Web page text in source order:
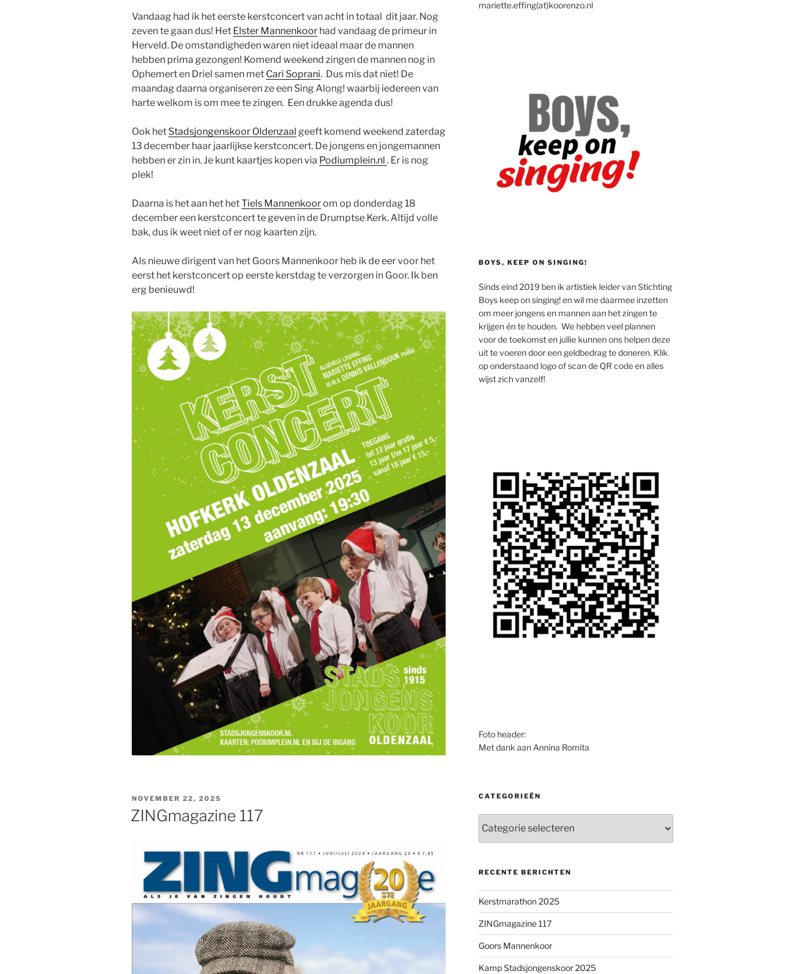
Vandaag had ik het eerste kerstconcert van acht in totaal dit jaar. Nog
zeven te gaan dus! Het Elster Mannenkoor had vandaag de primeur in
Herveld. De omstandigheden waren niet ideaal maar de mannen
hebben prima gezongen! Komend weekend zingen de mannen nog in
Ophemert en Driel samen met Cari Soprani. Dus mis dat niet! De
maandag daarna organiseren ze een Sing Along! waarbij iedereen van
harte welkom is om mee te zingen. Een drukke agenda dus!
Ook het Stadsjongenskoor Oldenzaal geeft komend weekend zaterdag
13 december haar jaarlijkse kerstconcert. De jongens en jongemannen
hebben er zin in. Je kunt kaartjes kopen via Podiumplein.nl . Er is nog
plek!
Daarna is het aan het hetTiels Mannenkoorom op donderdag 18
december een kerstconcert te geven in de Drumptse Kerk. Altijd volle
bak, dus ik weet niet of er nog kaarten zijn.
Als nieuwe dirigent van het Goors Mannenkoor heb ik de eer voor het
eerst het kerstconcert op eerste kerstdag te verzorgen in Goor. Ik ben
erg benieuwd!
GEPLAATST
OP
NOVEMBER 22, 2025
ZINGmagazine 117
mariette.effing(at)koorenzo.nl
BOYS, KEEP ON SINGING!
Sinds eind 2019 ben ik artistiek leider van Stichting
Boys keep on singing! en wil me daarmee inzetten
om meer jongens en mannen aan het zingen te
krijgen én te houden. We hebben veel plannen
voor de toekomst en jullie kunnen ons helpen deze
uit te voeren door een geldbedrag te doneren. Klik
op onderstaand logo of scan de QR code en alles
wijst zich vanzelf!
Foto header:
Met dank aan Annina Romita
CATEGORIEËN
RECENTE BERICHTEN
Kerstmarathon 2025
ZINGmagazine 117
Goors Mannenkoor
Kamp Stadsjongenskoor 2025